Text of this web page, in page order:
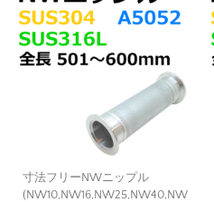
寸法フリーNWニップル
(NW10,NW16,NW25,NW40,NW